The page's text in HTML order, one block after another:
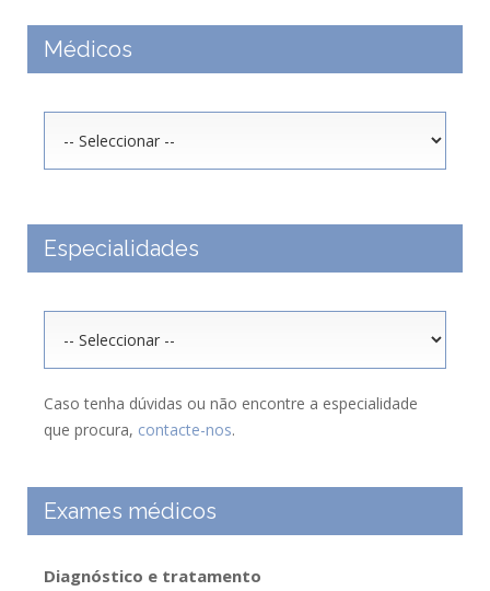
Médicos
Especialidades
Caso tenha dúvidas ou não encontre a especialidade
que procura, contacte-nos.
Exames médicos
Diagnóstico e tratamento